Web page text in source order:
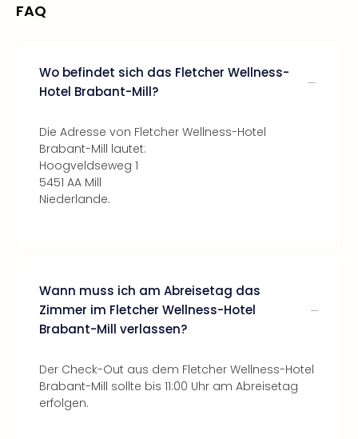
FAQ
Wo befindet sich das Fletcher Wellness-
Hotel Brabant-Mill?
Die Adresse von Fletcher Wellness-Hotel
Brabant-Mill lautet:
Hoogveldseweg 1
5451 AA Mill
Niederlande.
Wann muss ich am Abreisetag das
Zimmer im Fletcher Wellness-Hotel
Brabant-Mill verlassen?
Der Check-Out aus dem Fletcher Wellness-Hotel
Brabant-Mill sollte bis 11:00 Uhr am Abreisetag
erfolgen.